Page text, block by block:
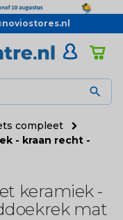

compleet
- kraan recht -
keramiek -
mat